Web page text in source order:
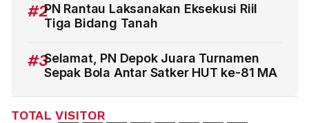
#2PN Rantau Laksanakan Eksekusi Riil
Tiga Bidang Tanah
#3Selamat, PN Depok Juara Turnamen
Sepak Bola Antar Satker HUT ke-81 MA
TOTAL VISITOR